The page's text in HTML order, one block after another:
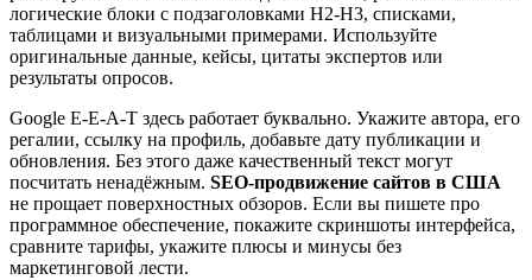
логические блоки с подзаголовками H2-H3, списками,
таблицами и визуальными примерами. Используйте
оригинальные данные, кейсы, цитаты экспертов или
результаты опросов.
Google E-E-A-T здесь работает буквально. Укажите автора, его
регалии, ссылку на профиль, добавьте дату публикации и
обновления. Без этого даже качественный текст могут
посчитать ненадёжным. SEO-продвижение сайтов в США
не прощает поверхностных обзоров. Если вы пишете про
программное обеспечение, покажите скриншоты интерфейса,
сравните тарифы, укажите плюсы и минусы без
маркетинговой лести.